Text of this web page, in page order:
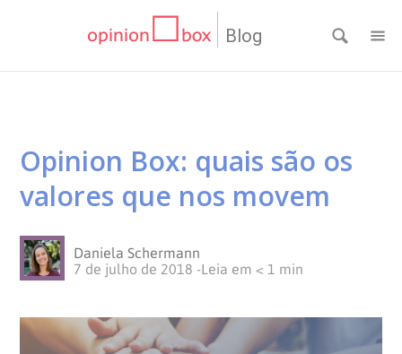
Blog
Opinion Box: quais são os
valores que nos movem
Daniela Schermann
7 de julho de 2018 -Leia em< 1 min
CATEGORIAS
Dicas
Pesquisas
Inovação
Customer
DE
MATERIAIS
SOBRE
OSOLUÇÕES